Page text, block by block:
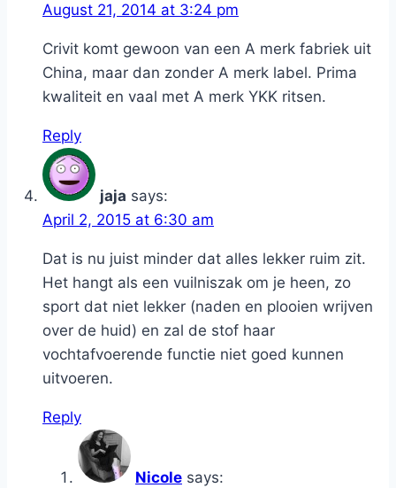
August 21, 2014 at 3:24 pm
Crivit komt gewoon van een A merk fabriek uit
China, maar dan zonder A merk label. Prima
kwaliteit en vaal met A merk YKK ritsen.
Reply
jaja says:
April 2, 2015 at 6:30 am
Dat is nu juist minder dat alles lekker ruim zit.
Het hangt als een vuilniszak om je heen, zo
sport dat niet lekker (naden en plooien wrijven
over de huid) en zal de stof haar
vochtafvoerende functie niet goed kunnen
uitvoeren.
Reply
Nicole says: